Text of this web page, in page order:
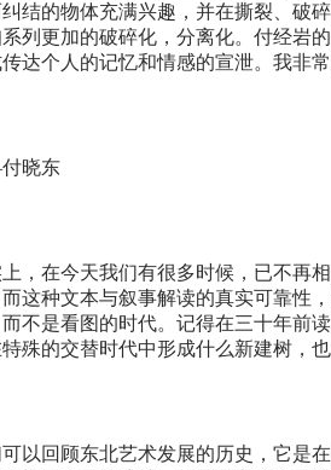
结的物体充满兴趣，并在撕裂、破
列更加的破碎化，分离化。付经岩
达个人的记忆和情感的宣泄。我非
晓东
，在今天我们有很多时候，已不再
这种文本与叙事解读的真实可靠性
不是看图的时代。记得在三十年前
殊的交替时代中形成什么新建树，
以回顾东北艺术发展的历史，它是